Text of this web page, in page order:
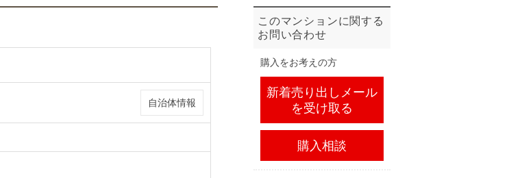
自治体情報
このマンションに関する
お問い合わせ
購入をお考えの方
新着売り出しメール
を受け取る
購入相談